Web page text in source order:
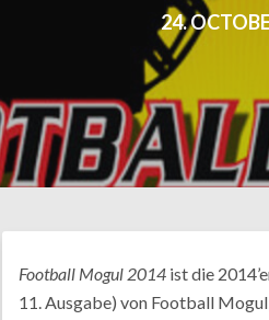
24.
Football Mogul 2014 ist die
11. Ausgabe) von Football